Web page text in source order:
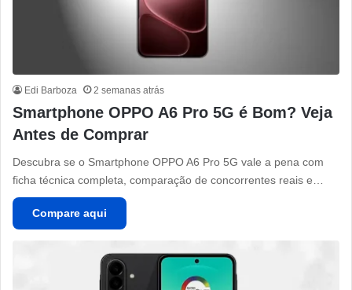
Edi Barboza 2 semanas atrás
Smartphone OPPO A6 Pro 5G é Bom? Veja
Antes de Comprar
Descubra se o Smartphone OPPO A6 Pro 5G vale a pena com
ficha técnica completa, comparação de concorrentes reais e…
Compare aqui